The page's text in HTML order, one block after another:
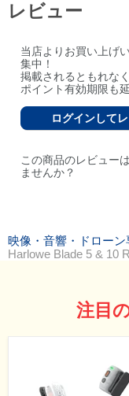
レビュー
当店よりお買い上げ
集中！
掲載されるともれな
ポイント有効期限も
ログインして
この商品のレビュー
ませんか？
映像・音響・ドロー
Harlowe Blade 5 & 10
注目